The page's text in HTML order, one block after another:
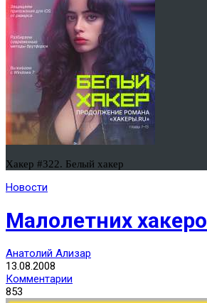
Хакер #322. Белый хакер
Новости
Малолетних
Анатолий Ализар
13.08.2008
Комментарии
853